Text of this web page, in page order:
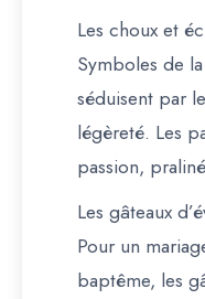
Les choux et
Symboles de
séduisent par
légèreté. Les
passion,
Les gâteaux
Pour un
baptême, les